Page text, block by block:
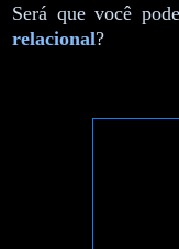
Será que você
relacional?